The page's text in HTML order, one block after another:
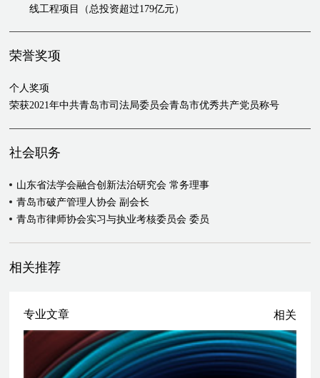
线工程项目（总投资超过179亿元）
老、科技、能源等10余个行业领域，项目资金规模超过1280亿元
公司治理
为杰盛公司提供公司治理法律服务，参与股东资格确认、公司解
散、股东知情权、损害公司利益责任、名誉权、商业诋毁等与公
司有关的纠纷十余起系列案件，其中公司解散纠纷被载于最高院
代理慧谷公司与英属维尔京群岛某公司的股东抽逃出资纠纷（最
高人民法院）、股东除名、工商变更登记等纠纷，实现了客户对
抽逃出资股东除名的目的
破产重整项目
代理山东水发集团（投资人）参与达驰电气破产重整项目
荣誉奖项
个人奖项
荣获2021年中共青岛市司法局委员会青岛市优秀共产党员称号
社会职务
山东省法学会融合创新法治研究会 常务理事
青岛市破产管理人协会 副会长
青岛市律师协会实习与执业考核委员会 委员
相关推荐
专业文章 相关